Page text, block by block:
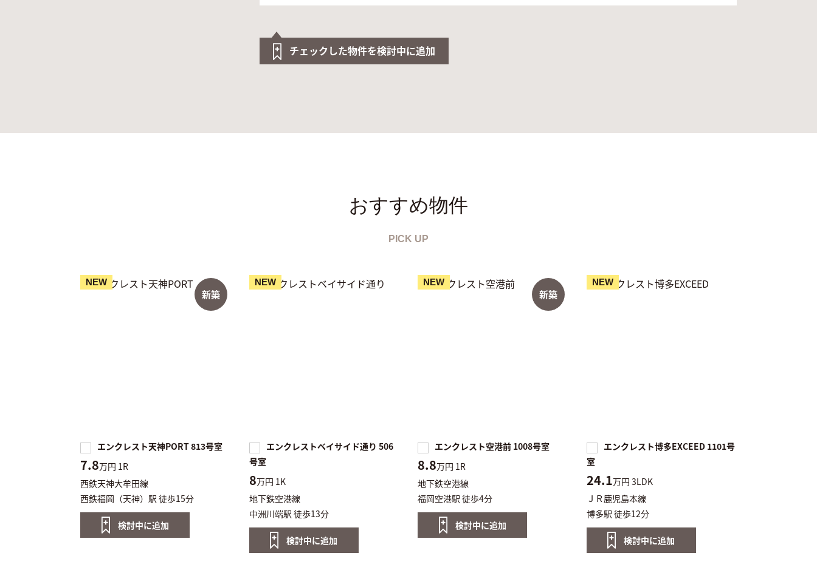
チェックした物件を検討中に追加
おすすめ物件
PICK UP
NEW
新築
エンクレスト天神PORT 813号室
7.8万円 1R
西鉄天神大牟田線
西鉄福岡（天神）駅 徒歩15分
検討中に追加
NEW
エンクレストベイサイド通り 506
号室
8万円 1K
地下鉄空港線
中洲川端駅 徒歩13分
検討中に追加
NEW
新築
エンクレスト空港前 1008号室
8.8万円 1R
地下鉄空港線
福岡空港駅 徒歩4分
検討中に追加
NEW
エンクレスト博多EXCEED 1101号
室
24.1万円 3LDK
ＪＲ鹿児島本線
博多駅 徒歩12分
検討中に追加